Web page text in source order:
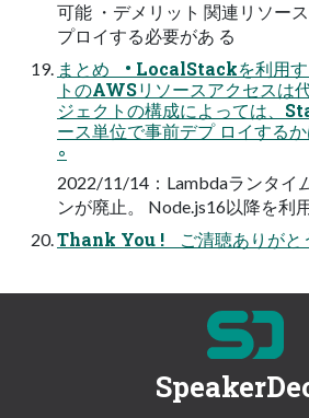
可能 ・デメリット 関連リソー
プロイする必要があ る
まとめ • LocalStackを利用す
トのAWSリソースアクセスは
ジェクトの構成によっては、
ース単位で事前デプ ロイする
◦
2022/11/14：Lambdaランタイ
ンが廃止。 Node.js16以降を利
Thank You ! ご清聴ありがと